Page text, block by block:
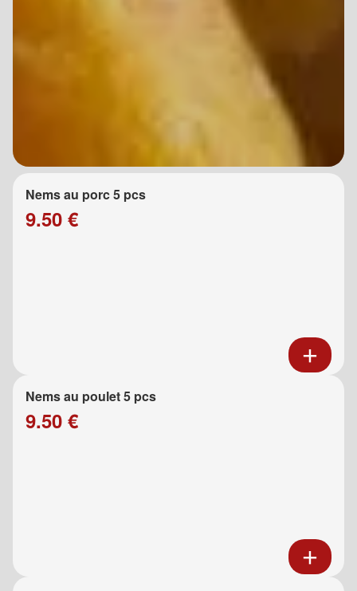
Nems au porc 5 pcs
9.50 €
Nems au poulet 5 pcs
9.50 €